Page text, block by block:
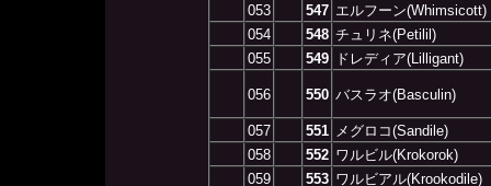
053
547 エルフーン(Whimsicott)
054
548 チュリネ(Petilil)
055
549 ドレディア(Lilligant)
056 550 バスラオ(Basculin)
057 551 メグロコ(Sandile)
058
552 ワルビル(Krokorok)
059
553 ワルビアル(Krookodile)